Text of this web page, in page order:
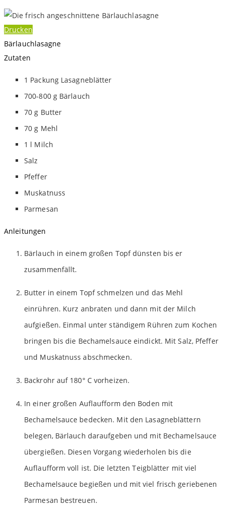
Drucken
Bärlauchlasagne
Zutaten
1 Packung Lasagneblätter
700-800 g Bärlauch
70 g Butter
70 g Mehl
1 l Milch
Salz
Pfeffer
Muskatnuss
Parmesan
Anleitungen
Bärlauch in einem großen Topf dünsten bis er
zusammenfällt.
Butter in einem Topf schmelzen und das Mehl
einrühren. Kurz anbraten und dann mit der Milch
aufgießen. Einmal unter ständigem Rühren zum Kochen
bringen bis die Bechamelsauce eindickt. Mit Salz, Pfeffer
und Muskatnuss abschmecken.
Backrohr auf 180° C vorheizen.
In einer großen Auflaufform den Boden mit
Bechamelsauce bedecken. Mit den Lasagneblättern
belegen, Bärlauch daraufgeben und mit Bechamelsauce
übergießen. Diesen Vorgang wiederholen bis die
Auflaufform voll ist. Die letzten Teigblätter mit viel
Bechamelsauce begießen und mit viel frisch geriebenen
Parmesan bestreuen.